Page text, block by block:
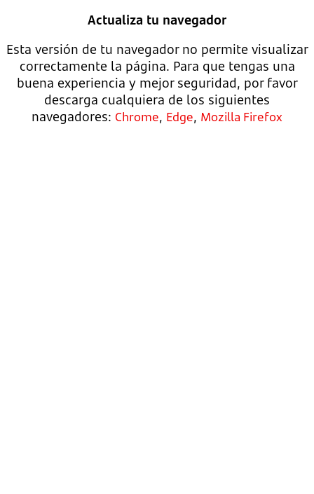
Actualiza tu navegador
Esta versión de tu navegador no permite visualizar
correctamente la página. Para que tengas una
buena experiencia y mejor seguridad, por favor
descarga cualquiera de los siguientes
navegadores: Chrome, Edge, Mozilla Firefox